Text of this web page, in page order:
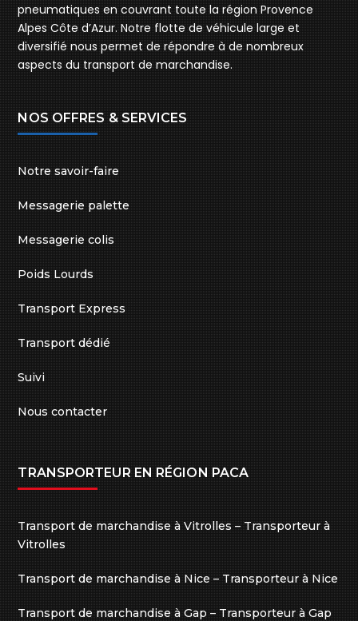
pneumatiques en couvrant toute la région Provence
Alpes Côte d’Azur. Notre flotte de véhicule large et
diversifié nous permet de répondre à de nombreux
aspects du transport de marchandise.
NOS OFFRES & SERVICES
Notre savoir-faire
Messagerie palette
Messagerie colis
Poids Lourds
Transport Express
Transport dédié
Suivi
Nous contacter
TRANSPORTEUR EN RÉGION PACA
Transport de marchandise à Vitrolles – Transporteur à
Vitrolles
Transport de marchandise à Nice – Transporteur à Nice
Transport de marchandise à Gap – Transporteur à Gap